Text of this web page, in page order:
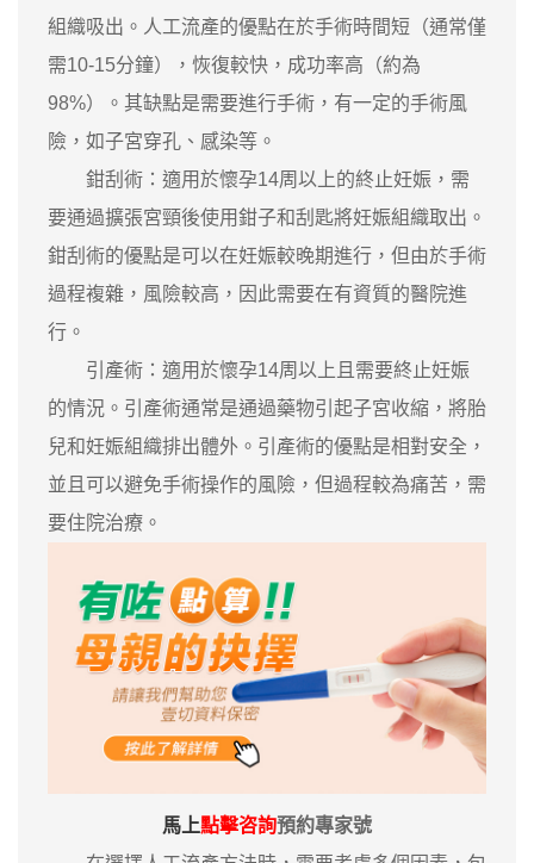
組織吸出。人工流產的優點在於手術時間短（通常僅
需10-15分鐘），恢復較快，成功率高（約為
98%）。其缺點是需要進行手術，有一定的手術風
險，如子宮穿孔、感染等。
鉗刮術：適用於懷孕14周以上的終止妊娠，需
要通過擴張宮頸後使用鉗子和刮匙將妊娠組織取出。
鉗刮術的優點是可以在妊娠較晚期進行，但由於手術
過程複雜，風險較高，因此需要在有資質的醫院進
行。
引產術：適用於懷孕14周以上且需要終止妊娠
的情況。引產術通常是通過藥物引起子宮收縮，將胎
兒和妊娠組織排出體外。引產術的優點是相對安全，
並且可以避免手術操作的風險，但過程較為痛苦，需
要住院治療。
馬上點擊咨詢預約專家號